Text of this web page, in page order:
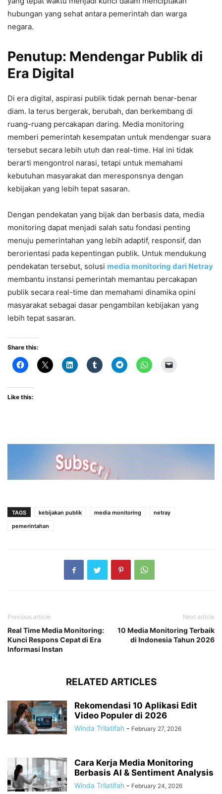
hubungan yang sehat antara pemerintah dan warga
negara.
Penutup: Mendengar Publik di
Era Digital
Di era digital, aspirasi publik tidak pernah benar-benar
diam. Ia terus bergerak, berubah, dan berkembang di
ruang-ruang percakapan daring. Media monitoring
memberi pemerintah kesempatan untuk mendengar suara
tersebut secara lebih utuh dan real-time. Hal ini tidak
berarti mengontrol narasi, tetapi untuk memahami
kebutuhan masyarakat dan meresponsnya dengan
kebijakan yang lebih tepat sasaran.
Dengan pendekatan yang bijak dan berbasis data, media
monitoring dapat menjadi salah satu fondasi penting
menuju pemerintahan yang lebih adaptif, responsif, dan
berorientasi pada kepentingan publik. Untuk mendukung
pendekatan tersebut, solusi media monitoring dari Netray
membantu instansi pemerintah memantau percakapan
publik secara real-time dan memahami dinamika opini
masyarakat sebagai dasar pengambilan kebijakan yang
lebih tepat sasaran.
Share this:
Like this:
TAGS kebijakan publik media monitoring
netray
pemerintahan
Previous article
Real Time Media Monitoring:
Kunci Respons Cepat di Era
Informasi Instan
Next article
10 Media Monitoring Terbaik
di Indonesia Tahun 2026
RELATED ARTICLES
Rekomendasi 10 Aplikasi Edit
Video Populer di 2026
Winda Trilatifah - February 27, 2026
Cara Kerja Media Monitoring
Berbasis AI & Sentiment Analysis
Winda Trilatifah - February 24, 2026